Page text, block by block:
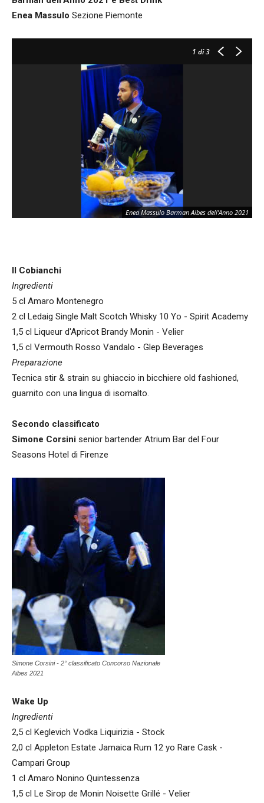
Enea Massulo Sezione Piemonte
1 di 3
Enea Massulo Barman Aibes dell'Anno 2021
Il Cobianchi
Ingredienti
5 cl Amaro Montenegro
2 cl Ledaig Single Malt Scotch Whisky 10 Yo - Spirit Academy
1,5 cl Liqueur d'Apricot Brandy Monin - Velier
1,5 cl Vermouth Rosso Vandalo - Glep Beverages
Preparazione
Tecnica stir & strain su ghiaccio in bicchiere old fashioned,
guarnito con una lingua di isomalto.
Secondo classificato
Simone Corsini senior bartender Atrium Bar del Four
Seasons Hotel di Firenze
Simone Corsini - 2° classificato Concorso Nazionale
Aibes 2021
Wake Up
Ingredienti
2,5 cl Keglevich Vodka Liquirizia - Stock
2,0 cl Appleton Estate Jamaica Rum 12 yo Rare Cask -
Campari Group
1 cl Amaro Nonino Quintessenza
1,5 cl Le Sirop de Monin Noisette Grillé - Velier